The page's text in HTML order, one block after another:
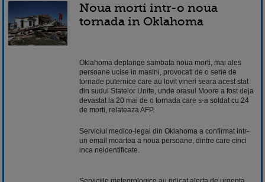
Noua morti intr-o noua
tornada in Oklahoma
Oklahoma deplange sambata noua morti, mai ales
persoane ucise in masini, provocati de o serie de
tornade puternice care au lovit vineri seara acest stat
din sudul Statelor Unite, unde orasul Moore a fost deja
devastat la 20 mai de o tornada care s-a soldat cu 24
de morti, relateaza AFP.
Serviciul medico-legal din Oklahoma a confirmat intr-
un email moartea a noua persoane, dintre care cinci
inca neidentificate.